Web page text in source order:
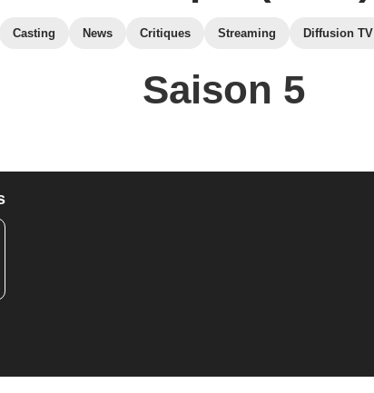
Casting News Critiques Streaming Diffusion TV
Saison 5